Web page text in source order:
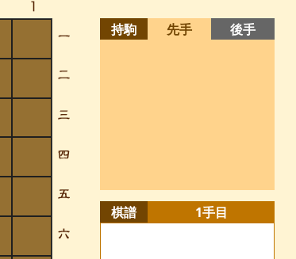
持駒 先手 後手
棋譜 1手目